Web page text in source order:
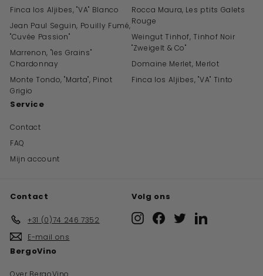
Finca los Aljibes, "VA" Blanco
Jean Paul Seguin, Pouilly Fumé,
"Cuvée Passion"
Marrenon, "les Grains"
Chardonnay
Monte Tondo, "Marta", Pinot
Grigio
Rocca Maura, Les ptits Galets
Rouge
Weingut Tinhof, Tinhof Noir
"Zweigelt & Co"
Domaine Merlet, Merlot
Finca los Aljibes, "VA" Tinto
Service
Contact
FAQ
Mijn account
Contact
+31 (0)74 246 7352
E-mail ons
Volg ons
InstagramFacebook
Twitter
BergoVino